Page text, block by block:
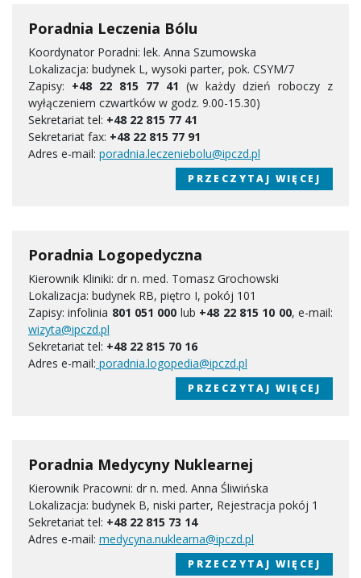
Poradnia Leczenia Bólu
Koordynator Poradni: lek. Anna Szumowska
Lokalizacja: budynek L, wysoki parter, pok. CSYM/7
Zapisy: +48 22 815 77 41 (w każdy dzień roboczy z
wyłączeniem czwartków w godz. 9.00-15.30)
Sekretariat tel: +48 22 815 77 41
Sekretariat fax: +48 22 815 77 91
Adres e-mail: poradnia.leczeniebolu@ipczd.pl
PRZECZYTAJ WIĘCEJ
Poradnia Logopedyczna
Kierownik Kliniki: dr n. med. Tomasz Grochowski
Lokalizacja: budynek RB, piętro I, pokój 101
Zapisy: infolinia 801 051 000 lub +48 22 815 10 00, e-mail:
wizyta@ipczd.pl
Sekretariat tel: +48 22 815 70 16
Adres e-mail: poradnia.logopedia@ipczd.pl
PRZECZYTAJ WIĘCEJ
Poradnia Medycyny Nuklearnej
Kierownik Pracowni: dr n. med. Anna Śliwińska
Lokalizacja: budynek B, niski parter, Rejestracja pokój 1
Sekretariat tel: +48 22 815 73 14
Adres e-mail: medycyna.nuklearna@ipczd.pl
PRZECZYTAJ WIĘCEJ